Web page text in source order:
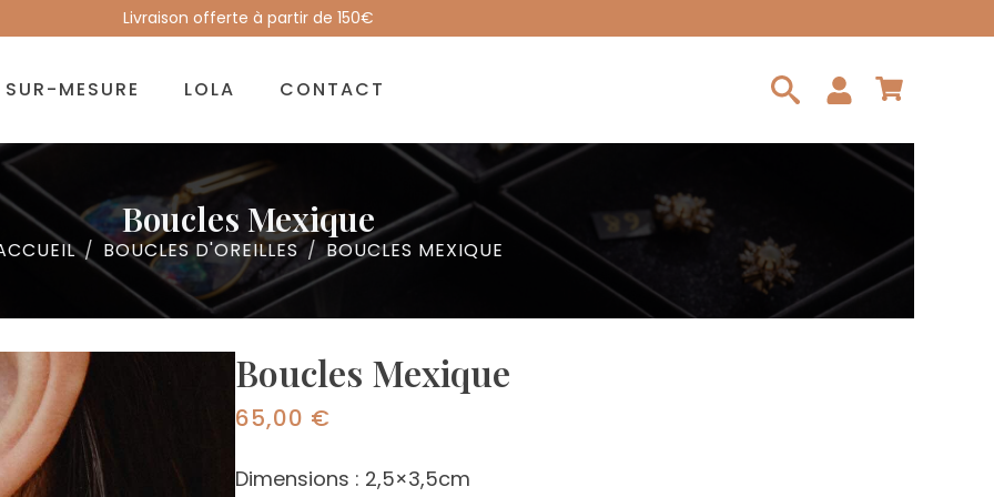
Livraison offerte à partir de 150€
SUR-MESURE LOLA
CONTACT
Boucles Mexique
BOUCLES D'OREILLES BOUCLES MEXIQUE
Boucles Mexique
65,00 €
Dimensions : 2,5×3,5cm